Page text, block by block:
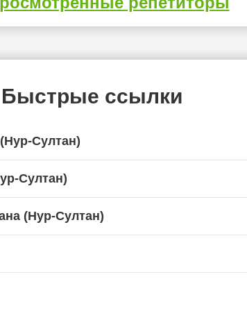
Быстрые ссылки
Султан)
Султан)
(Нур-Султан)